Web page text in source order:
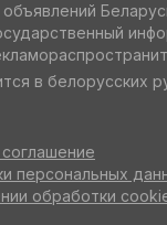
в белорусских
персональных
обработки